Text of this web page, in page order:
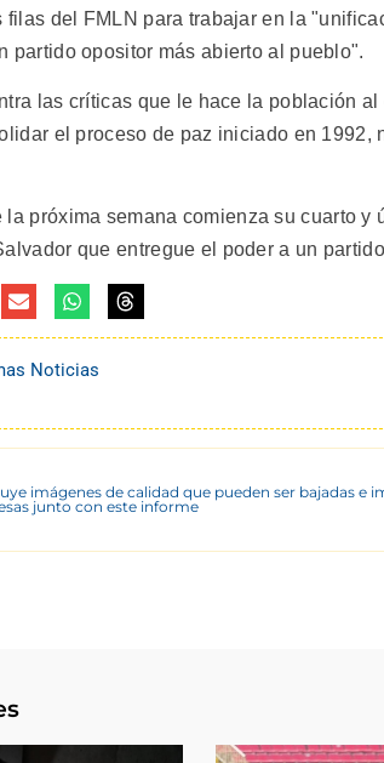
filas del FMLN para trabajar en la
partido opositor más abierto al pueblo".
las críticas que le hace la población
el proceso de paz iniciado en 1992,
próxima semana comienza su cuarto y
que entregue el poder a un
Noticias
imágenes de calidad que pueden ser bajadas e
junto con este informe